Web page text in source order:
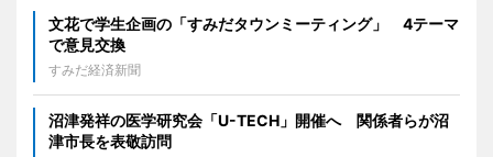
文花で学生企画の「すみだタウンミーティング」 4テーマ
で意見交換
すみだ経済新聞
沼津発祥の医学研究会「U-TECH」開催へ 関係者らが沼
津市長を表敬訪問